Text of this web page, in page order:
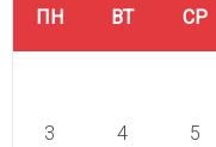
ПН ВТ СР
3 4 5